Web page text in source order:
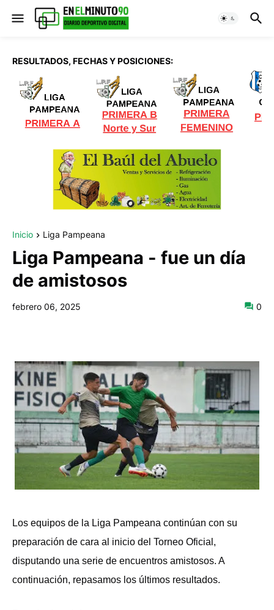
RESULTADOS, FECHAS Y POSICIONES:
Inicio Liga Pampeana
Liga Pampeana - fue un día
de amistosos
febrero 06, 2025 0
Los equipos de la Liga Pampeana continúan con su
preparación de cara al inicio del Torneo Oficial,
disputando una serie de encuentros amistosos. A
continuación, repasamos los últimos resultados.